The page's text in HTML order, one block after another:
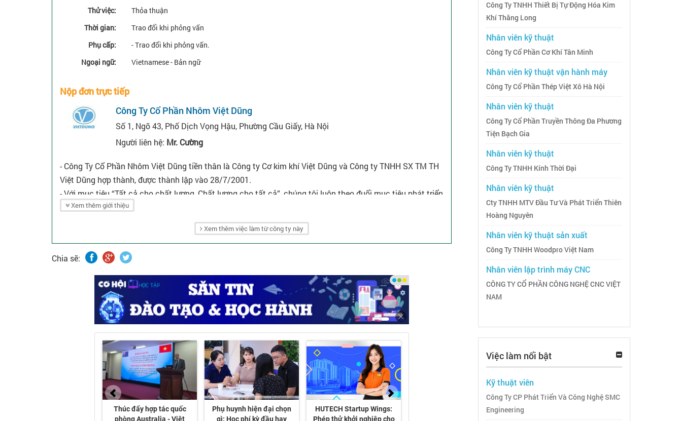
Thử việc:
Thỏa thuận
Thời gian:
Trao đổi khi phỏng vấn
Phụ cấp:
- Trao đổi khi phỏng vấn.
Ngoại ngữ:
Vietnamese - Bản ngữ
Nộp đơn trực tiếp
Công Ty Cổ Phần Nhôm Việt Dũng
Số 1, Ngõ 43, Phố Dịch Vọng Hậu, Phường Cầu Giấy, Hà Nội
Người liên hệ: Mr. Cường
- Công Ty Cổ Phần Nhôm Việt Dũng tiền thân là Công ty Cơ kim khí Việt Dũng và Công ty TNHH SX TM TH
Việt Dũng hợp thành, được thành lập vào 28/7/2001.
- Với mục tiêu “Tất cả cho chất lượng, Chất lượng cho tất cả”, chúng tôi luôn theo đuổi mục tiêu phát triển
bền vững với những sản phẩm chất lượng cao, đa dạng về màu sắc và chủng loại, được sản xuất theo quy
trình công nghệ chất lượng cao tiêu chuẩn Quốc tế.
- Sản phẩm của chúng tôi được chứng nhận phù hợp tiêu chuẩn quốc tế.
Xem thêm giới thiệu
Xem thêm việc làm từ công ty này
Chia sẽ:
Công Ty TNHH Thiết Bị Tự Động Hóa Kim
Khí Thăng Long
Nhân viên kỹ thuật
Công Ty Cổ Phần Cơ Khí Tân Minh
Nhân viên kỹ thuật vận hành máy
Công Ty Cổ Phần Thép Việt Xô Hà Nội
Nhân viên kỹ thuật
Công Ty Cổ Phần Truyền Thông Đa Phương
Tiện Bạch Gia
Nhân viên kỹ thuật
Công Ty TNHH Kính Thời Đại
Nhân viên kỹ thuật
Cty TNHH MTV Đầu Tư Và Phát Triển Thiên
Hoàng Nguyên
Nhân viên kỹ thuật sản xuất
Công Ty TNHH Woodpro Việt Nam
Nhân viên lập trình máy CNC
CÔNG TY CỔ PHẦN CÔNG NGHỆ CNC VIỆT
NAM
Việc làm nổi bật
Kỹ thuật viên
Công Ty CP Phát Triển Và Công Nghệ SMC
Engineering